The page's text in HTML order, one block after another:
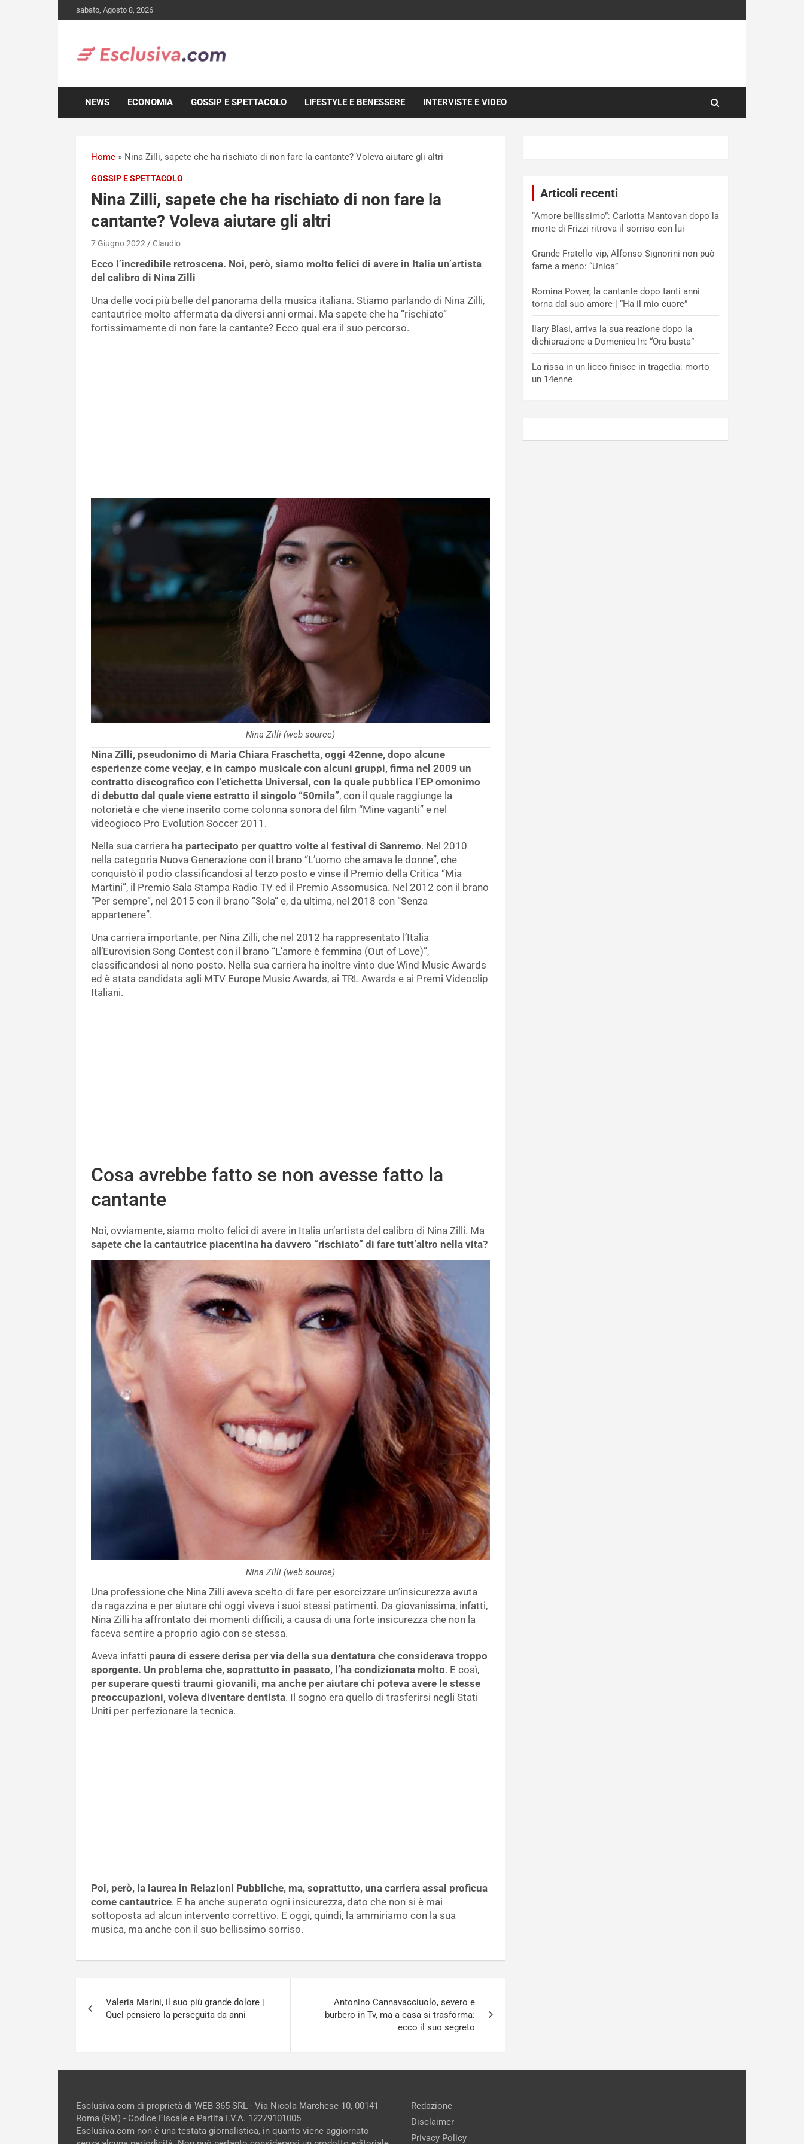
to
sabato, Agosto 8, 2026
NEWS ECONOMIA GOSSIP E SPETTACOLO LIFESTYLE E BENESSERE INTERVISTE E VIDEO
Home » Nina Zilli, sapete che ha rischiato di non fare la cantante? Voleva aiutare gli altri
GOSSIP E SPETTACOLO
Nina Zilli, sapete che ha rischiato di non fare la
cantante? Voleva aiutare gli altri
7 Giugno 2022 Claudio
Ecco l’incredibile retroscena. Noi, però, siamo molto felici di avere in Italia un’artista
del calibro di Nina Zilli
Una delle voci più belle del panorama della musica italiana. Stiamo parlando di Nina Zilli,
cantautrice molto affermata da diversi anni ormai. Ma sapete che ha “rischiato”
fortissimamente di non fare la cantante? Ecco qual era il suo percorso.
Nina Zilli (web source)
Nina Zilli, pseudonimo di Maria Chiara Fraschetta, oggi 42enne, dopo alcune
esperienze come veejay, e in campo musicale con alcuni gruppi, firma nel 2009 un
contratto discografico con l’etichetta Universal, con la quale pubblica l’EP omonimo
di debutto dal quale viene estratto il singolo “50mila”, con il quale raggiunge la
notorietà e che viene inserito come colonna sonora del film “Mine vaganti” e nel
videogioco Pro Evolution Soccer 2011.
Nella sua carriera ha partecipato per quattro volte al festival di Sanremo. Nel 2010
nella categoria Nuova Generazione con il brano “L’uomo che amava le donne”, che
conquistò il podio classificandosi al terzo posto e vinse il Premio della Critica “Mia
Martini”, il Premio Sala Stampa Radio TV ed il Premio Assomusica. Nel 2012 con il brano
“Per sempre”, nel 2015 con il brano “Sola” e, da ultima, nel 2018 con “Senza
appartenere”.
Una carriera importante, per Nina Zilli, che nel 2012 ha rappresentato l’Italia
all’Eurovision Song Contest con il brano “L’amore è femmina (Out of Love)”,
classificandosi al nono posto. Nella sua carriera ha inoltre vinto due Wind Music Awards
ed è stata candidata agli MTV Europe Music Awards, ai TRL Awards e ai Premi Videoclip
Italiani.
Cosa avrebbe fatto se non avesse fatto la
cantante
Noi, ovviamente, siamo molto felici di avere in Italia un’artista del calibro di Nina Zilli. Ma
sapete che la cantautrice piacentina ha davvero “rischiato” di fare tutt’altro nella vita?
Nina Zilli (web source)
Una professione che Nina Zilli aveva scelto di fare per esorcizzare un’insicurezza avuta
da ragazzina e per aiutare chi oggi viveva i suoi stessi patimenti. Da giovanissima, infatti,
Nina Zilli ha affrontato dei momenti difficili, a causa di una forte insicurezza che non la
faceva sentire a proprio agio con se stessa.
Aveva infatti paura di essere derisa per via della sua dentatura che considerava troppo
sporgente. Un problema che, soprattutto in passato, l’ha condizionata molto. E così,
per superare questi traumi giovanili, ma anche per aiutare chi poteva avere le stesse
preoccupazioni, voleva diventare dentista. Il sogno era quello di trasferirsi negli Stati
Uniti per perfezionare la tecnica.
Poi, però, la laurea in Relazioni Pubbliche, ma, soprattutto, una carriera assai proficua
come cantautrice. E ha anche superato ogni insicurezza, dato che non si è mai
sottoposta ad alcun intervento correttivo. E oggi, quindi, la ammiriamo con la sua
musica, ma anche con il suo bellissimo sorriso.
articoli
Valeria Marini, il suo più grande dolore |
Quel pensiero la perseguita da anni
Antonino Cannavacciuolo, severo e
burbero in Tv, ma a casa si trasforma:
ecco il suo segreto
Articoli recenti
“Amore bellissimo”: Carlotta Mantovan dopo la
morte di Frizzi ritrova il sorriso con lui
Grande Fratello vip, Alfonso Signorini non può
farne a meno: “Unica”
Romina Power, la cantante dopo tanti anni
torna dal suo amore | “Ha il mio cuore”
Ilary Blasi, arriva la sua reazione dopo la
dichiarazione a Domenica In: “Ora basta”
La rissa in un liceo finisce in tragedia: morto
un 14enne
Esclusiva.com di proprietà di WEB 365 SRL - Via Nicola Marchese 10, 00141
Roma (RM) - Codice Fiscale e Partita I.V.A. 12279101005
Esclusiva.com non è una testata giornalistica, in quanto viene aggiornato
Redazione
Disclaimer
Privacy Policy